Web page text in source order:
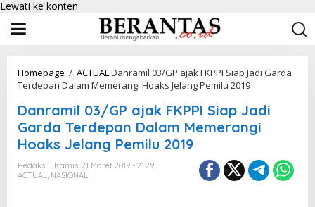
Lewati ke konten
Homepage / ACTUALDanramil 03/GP ajak FKPPI Siap Jadi Garda
Terdepan Dalam Memerangi Hoaks Jelang Pemilu 2019
Danramil 03/GP ajak FKPPI Siap Jadi
Garda Terdepan Dalam Memerangi
Hoaks Jelang Pemilu 2019
Redaksi
Kamis, 21 Maret 2019 - 21:29
ACTUAL, NASIONAL